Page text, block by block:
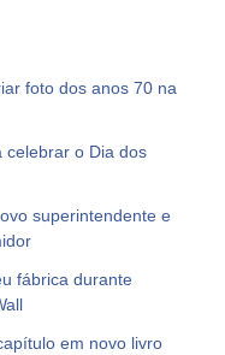
foto dos anos 70 na
celebrar o Dia dos
superintendente e
fábrica durante
em novo livro